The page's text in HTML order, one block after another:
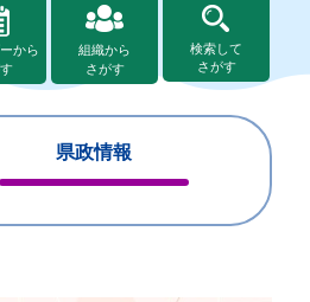
から
組織から
さがす
検索して
さがす
県政情報
じ